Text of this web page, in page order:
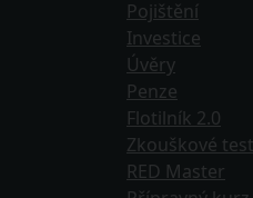
Pojištění
Investice
Úvěry
Penze
Flotilník 2.0
Zkouškové
RED Master